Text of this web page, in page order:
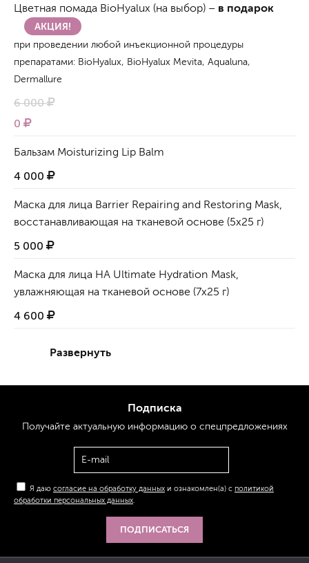
Цветная помада BioHyalux (на выбор) – в подарок
АКЦИЯ!
при проведении любой инъекционной процедуры
препаратами: BioHyalux, BioHyalux Mevita, Aqualuna,
Dermallure
6 000
0
Бальзам Moisturizing Lip Balm
4 000
Маска для лица Barrier Repairing and Restoring Mask,
восстанавливающая на тканевой основе (5x25 г)
5 000
Маска для лица HA Ultimate Hydration Mask,
увлажняющая на тканевой основе (7x25 г)
4 600
Развернуть
Подписка
Получайте актуальнуюинформациюо спецпредложениях
Я даю согласие на обработку данных и ознакомлен(а) с политикой
обработки персональных данных
ПОДПИСАТЬСЯ